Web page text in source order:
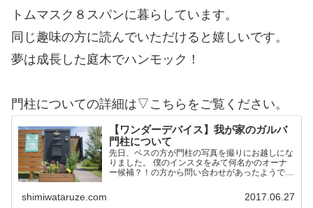
トムマスク８スパンに暮らしています。
同じ趣味の方に読んでいただけると嬉しいです。
夢は成長した庭木でハンモック！
門柱についての詳細は▽こちらをご覧ください。
【ワンダーデバイス】我が家のガルバ
門柱について
先日、ベスの方が門柱の写真を撮りにお越しにな
りました。 僕のインスタをみて何名かのオーナ
ー候補？！の方から問い合わせがあったようで
て詳細を記載しておこうかと思います。 作りは
shimiwataruze.com 2017.06.27